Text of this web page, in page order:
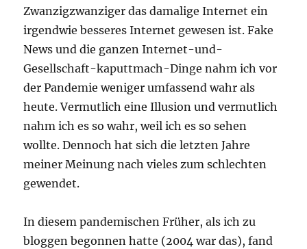
Zwanzigzwanziger das damalige Internet ein
irgendwie besseres Internet gewesen ist. Fake
News und die ganzen Internet-und-
Gesellschaft-kaputtmach-Dinge nahm ich vor
der Pandemie weniger umfassend wahr als
heute. Vermutlich eine Illusion und vermutlich
nahm ich es so wahr, weil ich es so sehen
wollte. Dennoch hat sich die letzten Jahre
meiner Meinung nach vieles zum schlechten
gewendet.
In diesem pandemischen Früher, als ich zu
bloggen begonnen hatte (2004 war das), fand